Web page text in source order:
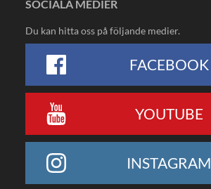
SOCIALA MEDIER
Du kan hitta oss på följande medier.
FACEBOOK
YOUTUBE
INSTAGRAM